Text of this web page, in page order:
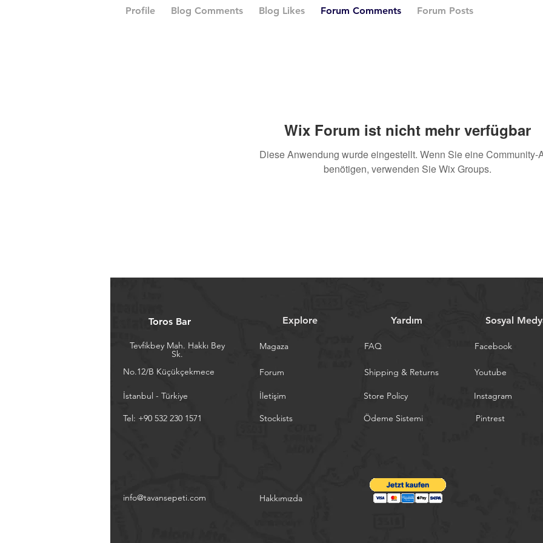
Wix Forum ist nicht mehr verfügbar
Diese Anwendung wurde eingestellt. Wenn Sie eine Community-
benötigen, verwenden Sie Wix Groups.
Profile Blog Comments Blog Likes Forum Comments Forum Posts
Toros Bar
Tevfikbey Mah. Hakkı Bey
Sk.
No.12/B Küçükçekmece
İstanbul - Türkiye
Tel: +90 532 230 1571
Explore
Magaza
Forum
İletişim
Stockists
Yardım
FAQ
Shipping & Returns
Store Policy
Ödeme Sistemi
Sosyal
Facebook
Youtube
Instagram
Pintrest
info@tavansepeti.com Hakkımızda